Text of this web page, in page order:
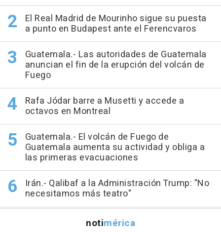
El Real Madrid de Mourinho sigue su puesta
a punto en Budapest ante el Ferencvaros
Guatemala.- Las autoridades de Guatemala
anuncian el fin de la erupción del volcán de
Fuego
Rafa Jódar barre a Musetti y accede a
octavos en Montreal
Guatemala.- El volcán de Fuego de
Guatemala aumenta su actividad y obliga a
las primeras evacuaciones
Irán.- Qalibaf a la Administración Trump: "No
necesitamos más teatro"
notimérica